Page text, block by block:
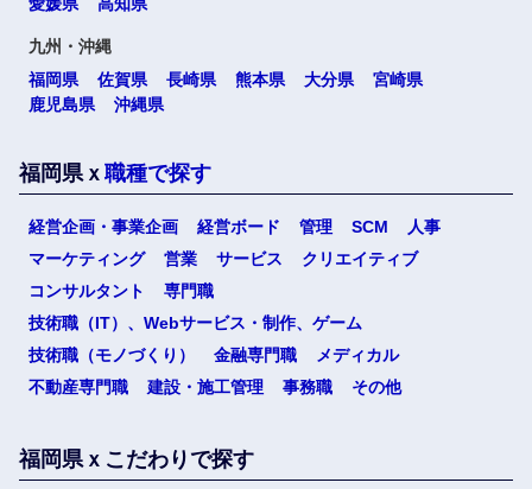
九州・沖縄
福岡県
佐賀県 長崎県 熊本県 大分県
宮崎県
鹿児島県
沖縄県
福岡県ｘ 職種で探す
経営企画・事業企画 経営ボード 管理 SCM
人事
マーケティング
営業 サービス
クリエイティブ
コンサルタント
専門職
技術職（IT）、Webサービス・制作、ゲーム
技術職（モノづくり）
金融専門職
メディカル
不動産専門職
建設・施工管理 事務職 その他
福岡県ｘこだわりで探す